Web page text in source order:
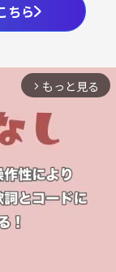
ちら
arrow_forward_ios もっと見る